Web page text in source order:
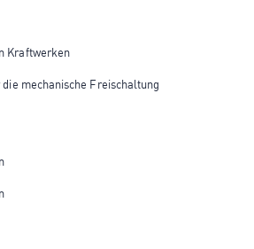
Kraftwerken
mechanische Freischaltung